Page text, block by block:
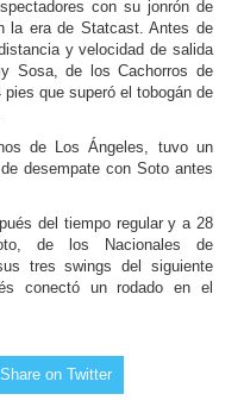
con su jonrón de
la era de Statcast. Antes de
y velocidad de salida
Sosa, de los Cachorros de
que superó el tobogán de
de Los Ángeles, tuvo un
desempate con Soto antes
del tiempo regular y a 28
de los Nacionales de
tres swings del siguiente
conectó un rodado en el
Share on Twitter